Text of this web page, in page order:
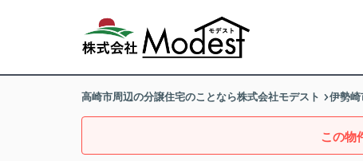
高崎市周辺の分譲住宅のことなら株式会社モデスト 伊勢崎
この物